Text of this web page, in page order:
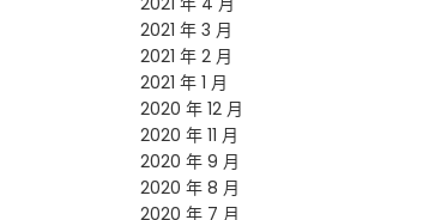
2021 年 3 月
2021 年 2 月
2021 年 1 月
2020 年 12 月
2020 年 11 月
2020 年 9 月
2020 年 8 月
2020 年 7 月